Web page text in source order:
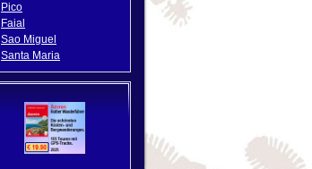
Pico
Faial
Sao Miguel
Santa Maria